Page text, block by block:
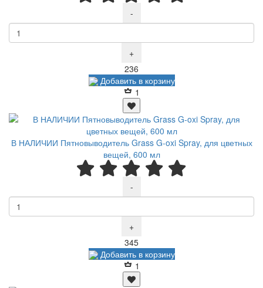
-
+
236
Добавить в корзину
1
В НАЛИЧИИ Пятновыводитель Grass G-oxi Spray, для цветных
вещей, 600 мл
-
+
345Р
Добавить в корзину
1